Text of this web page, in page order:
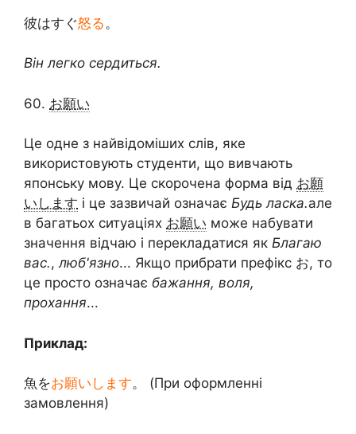
彼はすぐ怒る 。
Він легко сердиться.
60. お願い
Це одне з найвідоміших слів, яке
використовують студенти, що вивчають
японську мову. Це скорочена форма від お願
いします і це зазвичай означає Будь ласка.але
в багатьох ситуаціях お願い може набувати
значення відчаю і перекладатися як Благаю
вас.,люб'язно... Якщо прибрати префікс お, то
це просто означає бажання, воля,
прохання...
Приклад:
魚をお願いします。 (При оформленні
замовлення)